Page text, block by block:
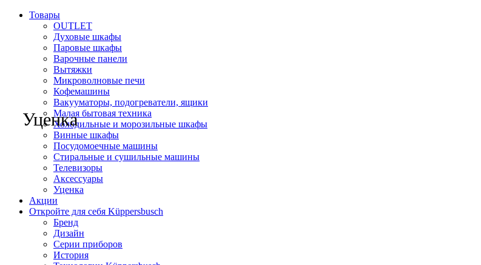
Товары
OUTLET
Духовые шкафы
Паровые шкафы
Варочные панели
Вытяжки
Микроволновые печи
Кофемашины
Вакууматоры, подогреватели, ящики
Малая бытовая техника
Холодильные и морозильные шкафы
Винные шкафы
Посудомоечные машины
Стиральные и сушильные машины
Телевизоры
Аксессуары
Уценка
Акции
Откройте для себя Küppersbusch
Бренд
Дизайн
Серии приборов
История
Уценка